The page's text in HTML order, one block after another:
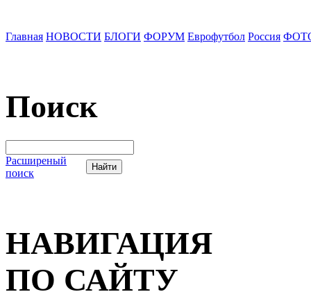
Главная НОВОСТИ БЛОГИ ФОРУМ Еврофутбол Россия
Поиск
Расширеный
поиск
НАВИГАЦИЯ
ПО САЙТУ